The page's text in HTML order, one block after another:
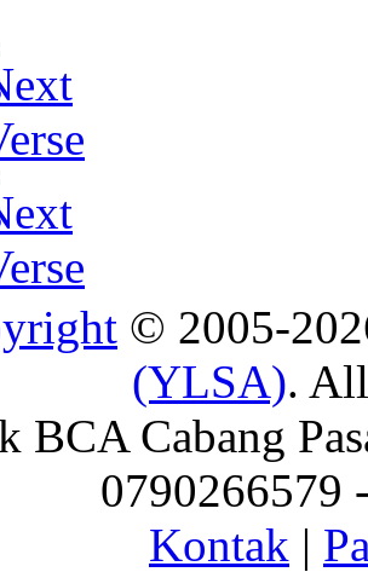
© 2005-
(YLSA).
BCA Cabang
0790266579
Kontak |